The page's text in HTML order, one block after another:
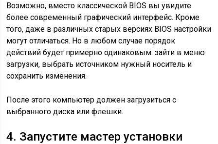
Возможно, вместо классической BIOS вы увидите
более современный графический интерфейс. Кроме
того, даже в различных старых версиях BIOS настройки
могут отличаться. Но в любом случае порядок
действий будет примерно одинаковым: зайти в меню
загрузки, выбрать источником нужный носитель и
сохранить изменения.
После этого компьютер должен загрузиться с
выбранного диска или флешки.
4. Запустите мастер установки